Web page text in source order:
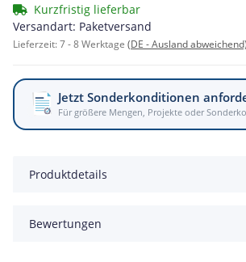
Kurzfristig lieferbar
Versandart: Paketversand
Lieferzeit:7 - 8 Werktage (DE - Ausland abweichend)
Jetzt Sonderkonditionen
Für größere Mengen, Projekte oder
Produktdetails
Bewertungen